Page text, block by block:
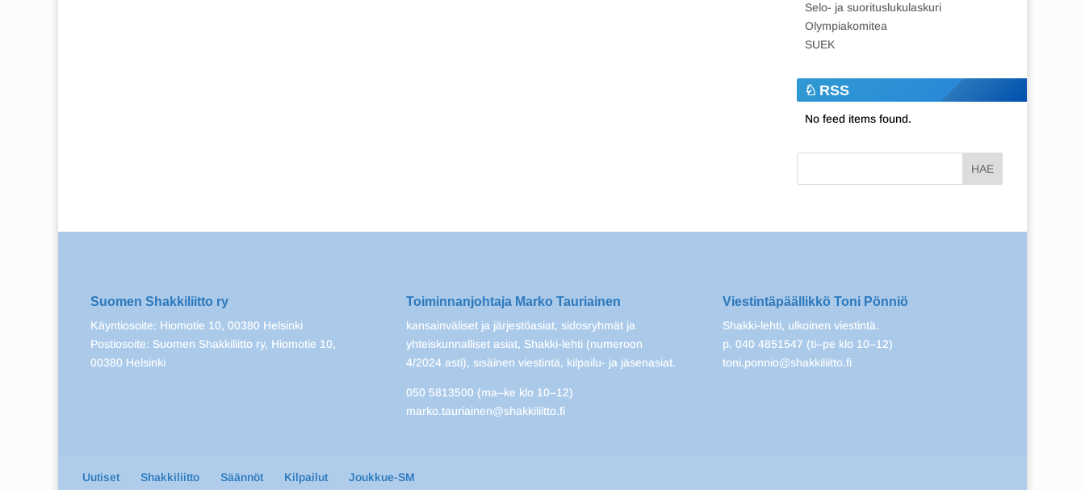
Selo- ja suorituslukulaskuri
Olympiakomitea
SUEK
RSS
No feed items found.
Suomen Shakkiliitto ry
Käyntiosoite: Hiomotie 10, 00380 Helsinki
Postiosoite: Suomen Shakkiliitto ry, Hiomotie 10,
00380 Helsinki
Toiminnanjohtaja Marko Tauriainen
kansainväliset ja järjestöasiat, sidosryhmät ja
yhteiskunnalliset asiat, Shakki-lehti (numeroon
4/2024 asti), sisäinen viestintä, kilpailu- ja jäsenasiat.
050 5813500 (ma–ke klo 10–12)
marko.tauriainen@shakkiliitto.fi
Viestintäpäällikkö Toni Pönniö
Shakki-lehti, ulkoinen viestintä.
p. 040 4851547 (ti–pe klo 10–12)
toni.ponnio@shakkiliitto.fi
Uutiset Shakkiliitto Säännöt Kilpailut Joukkue-SM